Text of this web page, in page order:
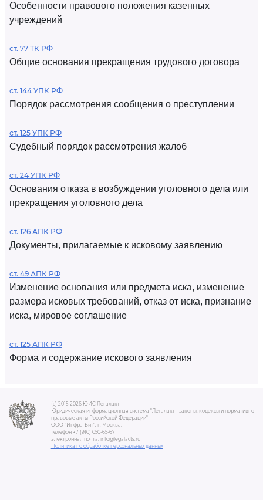
Особенности правового положения казенных
учреждений
ст. 77 ТК РФ
Общие основания прекращения трудового договора
ст. 144 УПК РФ
Порядок рассмотрения сообщения о преступлении
ст. 125 УПК РФ
Судебный порядок рассмотрения жалоб
ст. 24 УПК РФ
Основания отказа в возбуждении уголовного дела или
прекращения уголовного дела
ст. 126 АПК РФ
Документы, прилагаемые к исковому заявлению
ст. 49 АПК РФ
Изменение основания или предмета иска, изменение
размера исковых требований, отказ от иска, признание
иска, мировое соглашение
ст. 125 АПК РФ
Форма и содержание искового заявления
(c) 2015-2026 ЮИС Легалакт
Юридическая информационная система "Легалакт - законы, кодексы и нормативно-
правовые акты Российской Федерации"
ООО "Инфра-Бит", г. Москва.
телефон +7 (910) 050-65-67
электронная почта: info@legalacts.ru
Политика по обработке персональных данных